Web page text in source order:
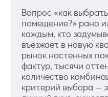
Вопрос «как
помещение?» рано
каждым, кто
въезжает в новую
рынок настенных
фактур, тысячи
количество
критерий выбора —